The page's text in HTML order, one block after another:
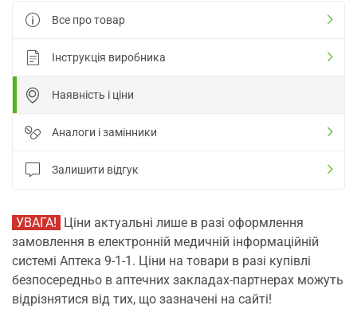
Все про товар
Інструкція виробника
Наявність і ціни
Аналоги і замінники
Залишити відгук
УВАГА! Ціни актуальні лише в разі оформлення
замовлення в електронній медичній інформаційній
системі Аптека 9-1-1. Ціни на товари в разі купівлі
безпосередньо в аптечних закладах-партнерах можуть
відрізнятися від тих, що зазначені на сайті!